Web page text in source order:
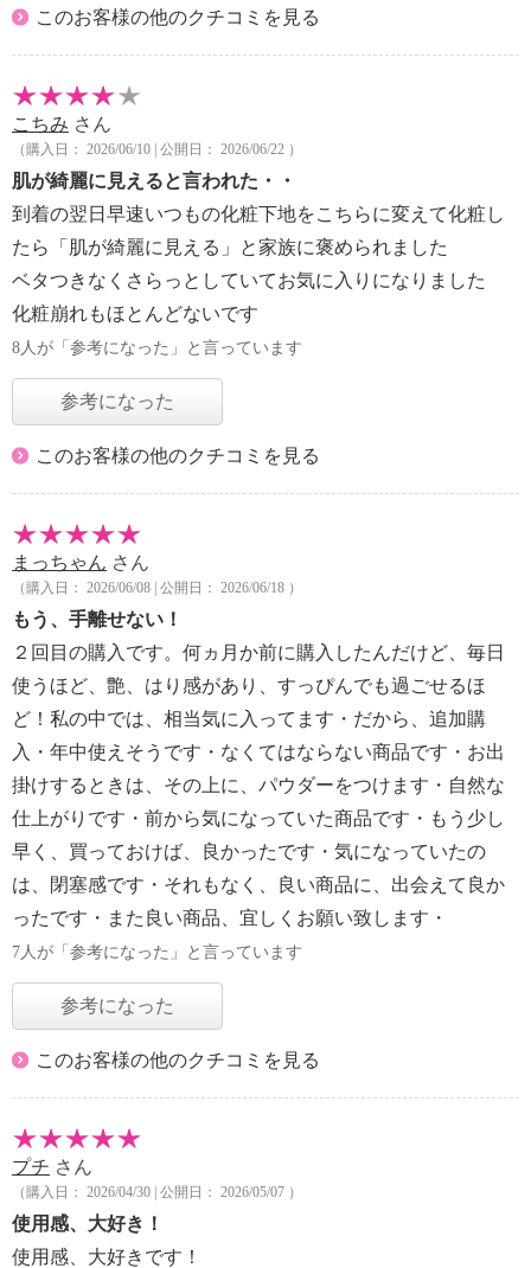
このお客様の他のクチコミを見る
こちみ さん
（購入日： 2026/06/10 | 公開日： 2026/06/22 ）
肌が綺麗に見えると言われた・・
到着の翌日早速いつもの化粧下地をこちらに変えて化粧し
たら「肌が綺麗に見える」と家族に褒められました
ベタつきなくさらっとしていてお気に入りになりました
化粧崩れもほとんどないです
8人が「参考になった」と言っています
参考になった
このお客様の他のクチコミを見る
まっちゃん さん
（購入日： 2026/06/08 | 公開日： 2026/06/18 ）
もう、手離せない！
２回目の購入です。何ヵ月か前に購入したんだけど、毎日
使うほど、艶、はり感があり、すっぴんでも過ごせるほ
ど！私の中では、相当気に入ってます・だから、追加購
入・年中使えそうです・なくてはならない商品です・お出
掛けするときは、その上に、パウダーをつけます・自然な
仕上がりです・前から気になっていた商品です・もう少し
早く、買っておけば、良かったです・気になっていたの
は、閉塞感です・それもなく、良い商品に、出会えて良か
ったです・また良い商品、宜しくお願い致します・
7人が「参考になった」と言っています
参考になった
このお客様の他のクチコミを見る
プチ さん
（購入日： 2026/04/30 | 公開日： 2026/05/07 ）
使用感、大好き！
使用感、大好きです！